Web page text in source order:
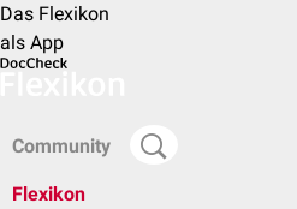
Das Flexikon
als App
Community
Flexikon